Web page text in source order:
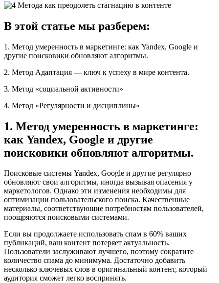
В этой статье мы разберем:
1. Метод умеренность в маркетинге: как Yandex, Google и
другие поисковики обновляют алгоритмы.
2. Метод Адаптация — ключ к успеху в мире контента.
3. Метод «социальной активности»
4. Метод «Регулярности и дисциплины»
1. Метод умеренность в маркетинге:
как Yandex, Google и другие
поисковики обновляют алгоритмы.
Поисковые системы Yandex, Google и другие регулярно
обновляют свои алгоритмы, иногда вызывая опасения у
маркетологов. Однако эти изменения необходимы для
оптимизации пользовательского поиска. Качественные
материалы, соответствующие потребностям пользователей,
поощряются поисковыми системами.
Если вы продолжаете использовать спам в 60% ваших
публикаций, ваш контент потеряет актуальность.
Пользователи заслуживают лучшего, поэтому сократите
количество спама до минимума. Достаточно добавить
несколько ключевых слов в оригинальный контент, который
аудитория сможет легко воспринять.